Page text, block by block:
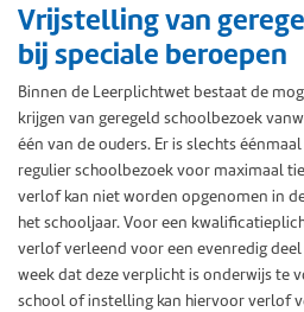
Vrijstelling van
bij speciale beroepen
Binnen de Leerplichtwet bestaat de
krijgen van geregeld schoolbezoek
één van de ouders. Er is slechts
regulier schoolbezoek voor maximaal
verlof kan niet worden opgenomen in
het schooljaar. Voor een
verlof verleend voor een evenredig
week dat deze verplicht is onderwijs te
school of instelling kan hiervoor verlof